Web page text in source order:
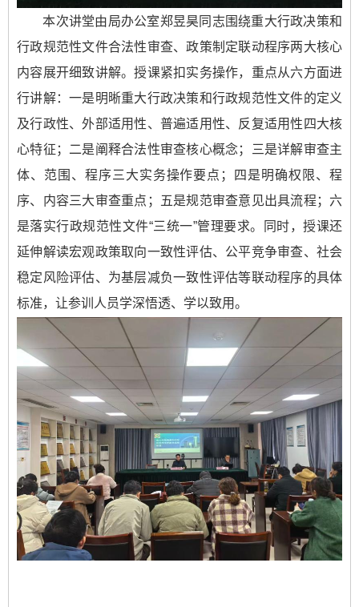
本次讲堂由局办公室郑昱昊同志围绕重大行政决策和
行政规范性文件合法性审查、政策制定联动程序两大核心
内容展开细致讲解。授课紧扣实务操作，重点从六方面进
行讲解：一是明晰重大行政决策和行政规范性文件的定义
及行政性、外部适用性、普遍适用性、反复适用性四大核
心特征；二是阐释合法性审查核心概念；三是详解审查主
体、范围、程序三大实务操作要点；四是明确权限、程
序、内容三大审查重点；五是规范审查意见出具流程；六
是落实行政规范性文件“三统一”管理要求。同时，授课还
延伸解读宏观政策取向一致性评估、公平竞争审查、社会
稳定风险评估、为基层减负一致性评估等联动程序的具体
标准，让参训人员学深悟透、学以致用。